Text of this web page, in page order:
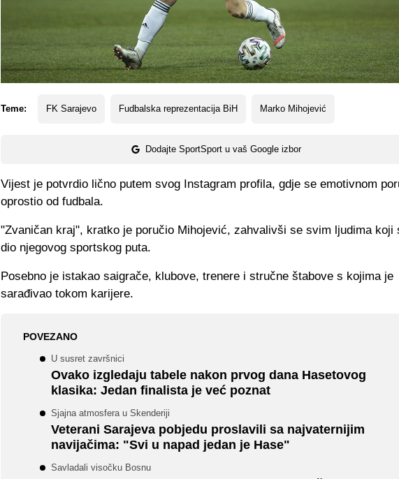
Teme: FK Sarajevo Fudbalska reprezentacija BiH Marko Mihojević
Dodajte SportSport u vaš Google izbor
Vijest je potvrdio lično putem svog Instagram profila, gdje se emotivnom
oprostio od fudbala.
"Zvaničan kraj", kratko je poručio Mihojević, zahvalivši se svim ljudima koji
dio njegovog sportskog puta.
Posebno je istakao saigrače, klubove, trenere i stručne štabove s kojima je
sarađivao tokom karijere.
POVEZANO
U susret završnici
Ovako izgledaju tabele nakon prvog dana Hasetovog
klasika: Jedan finalista je već poznat
Sjajna atmosfera u Skenderiji
Veterani Sarajeva pobjedu proslavili sa najvaternijim
navijačima: "Svi u napad jedan je Hase"
Savladali visočku Bosnu